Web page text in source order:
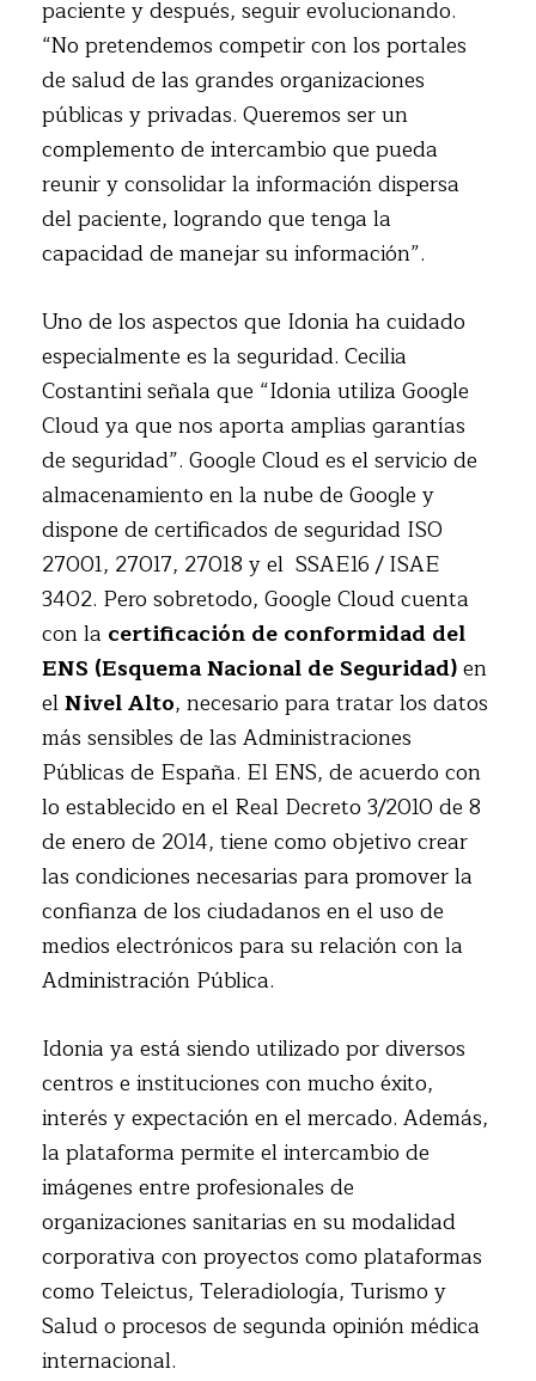
paciente y después, seguir evolucionando.
“No pretendemos competir con los portales
de salud de las grandes organizaciones
públicas y privadas. Queremos ser un
complemento de intercambio que pueda
reunir y consolidar la información dispersa
del paciente, logrando que tenga la
capacidad de manejar su información”.
Uno de los aspectos que Idonia ha cuidado
especialmente es la seguridad. Cecilia
Costantini señala que “Idonia utiliza Google
Cloud ya que nos aporta amplias garantías
de seguridad”. Google Cloud es el servicio de
almacenamiento en la nube de Google y
dispone de certificados de seguridad ISO
27001, 27017, 27018 y el SSAE16 / ISAE
3402. Pero sobretodo, Google Cloud cuenta
con la certificación de conformidad del
ENS (Esquema Nacional de Seguridad)en
elNivel Alto, necesario para tratar los datos
más sensibles de las Administraciones
Públicas de España. El ENS, de acuerdo con
lo establecido en el Real Decreto 3/2010 de 8
de enero de 2014, tiene como objetivo crear
las condiciones necesarias para promover la
confianza de los ciudadanos en el uso de
medios electrónicos para su relación con la
Administración Pública.
Idonia ya está siendo utilizado por diversos
centros e instituciones con mucho éxito,
interés y expectación en el mercado. Además,
la plataforma permite el intercambio de
imágenes entre profesionales de
organizaciones sanitarias en su modalidad
corporativa con proyectos como plataformas
como Teleictus, Teleradiología, Turismo y
Salud o procesos de segunda opinión médica
internacional.